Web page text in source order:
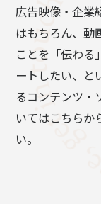
広告映像・企業
はもちろん、動
ことを「伝わる
ートしたい、と
るコンテンツ・
いてはこちらか
い。